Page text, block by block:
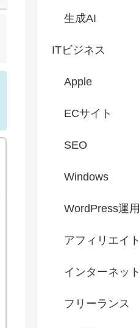
生成AI
ITビジネス
Apple
ECサイト
SEO
Windows
WordPress運用
アフィリエイト
インターネット
フリーランス